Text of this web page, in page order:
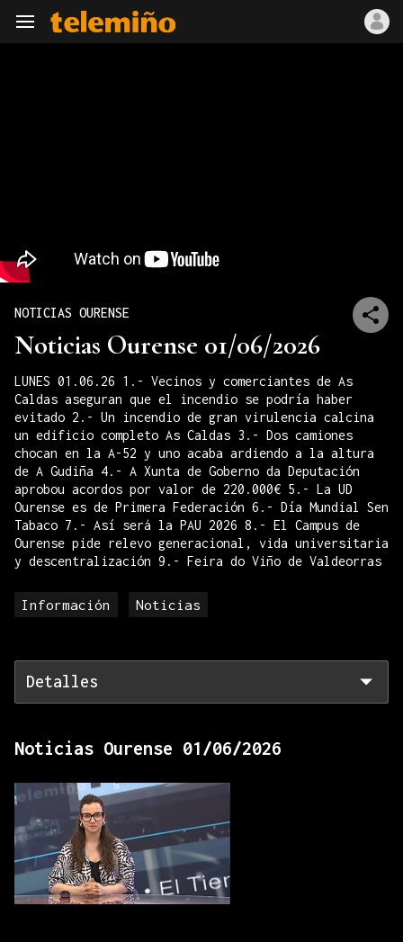
Navegación
NOTICIAS OURENSE
Noticias Ourense 01/06/2026
LUNES 01.06.26 1.- Vecinos y comerciantes de As
Caldas aseguran que el incendio se podría haber
evitado 2.- Un incendio de gran virulencia calcina
un edificio completo As Caldas 3.- Dos camiones
chocan en la A-52 y uno acaba ardiendo a la altura
de A Gudiña 4.- A Xunta de Goberno da Deputación
aprobou acordos por valor de 220.000€ 5.- La UD
Ourense es de Primera Federación 6.- Día Mundial Sen
Tabaco 7.- Así será la PAU 2026 8.- El Campus de
Ourense pide relevo generacional, vida universitaria
y descentralización 9.- Feira do Viño de Valdeorras
Información Noticias
Detalles
Noticias Ourense 01/06/2026